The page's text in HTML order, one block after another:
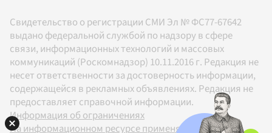
Свидетельство о регистрации СМИ Эл № ФС77-67642
выдано федеральной службой по надзору в сфере
связи, информационных технологий и массовых
коммуникаций (Роскомнадзор) 10.11.2016 г. Редакция не
несет ответственности за достоверность информации,
содержащейся в рекламных объявлениях. Редакция не
предоставляет справочной информации.
Информация об ограничениях
На информационном ресурсе применяются